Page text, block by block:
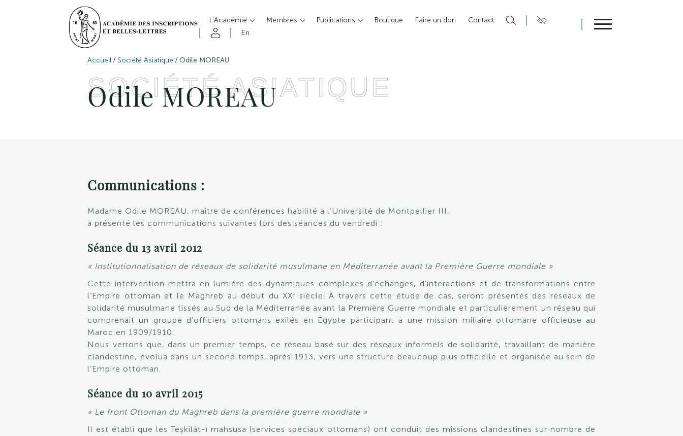
L’Académie Membres Publications Boutique Faire un don
Contact
En
Accueil / Société Asiatique /Odile MOREAU
SOCIÉTÉ ASIATIQUE
Odile MOREAU
Communications :
Madame Odile MOREAU, maître de conférences habilité à l’Université de Montpellier III,
a présenté les communications suivantes lors des séances du vendredi :
Séance du 13 avril 2012
« Institutionnalisation de réseaux de solidarité musulmane en Méditerranée avant la Première Guerre mondiale »
Cette intervention mettra en lumière des dynamiques complexes d’échanges, d’interactions et de transformations entre
l’Empire ottoman et le Maghreb au début du XXᵉ siècle. À travers cette étude de cas, seront présentés des réseaux de
solidarité musulmane tissés au Sud de la Méditerranée avant la Première Guerre mondiale et particulièrement un réseau qui
comprenait un groupe d’officiers ottomans exilés en Egypte participant à une mission miliaire ottomane officieuse au
Maroc en 1909/1910.
Nous verrons que, dans un premier temps, ce réseau basé sur des réseaux informels de solidarité, travaillant de manière
clandestine, évolua dans un second temps, après 1913, vers une structure beaucoup plus officielle et organisée au sein de
l’Empire ottoman.
Séance du 10 avril 2015
« Le front Ottoman du Maghreb dans la première guerre mondiale »
Il est établi que les Teşkilât-ı mahsusa (services spéciaux ottomans) ont conduit des missions clandestines sur nombre de